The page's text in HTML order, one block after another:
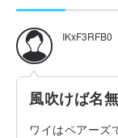
IKxF3RFB0
風吹けば名
ワイはペアーズ